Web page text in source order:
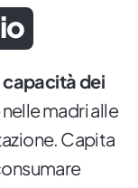
capacità dei
nelle madri alle
Capita